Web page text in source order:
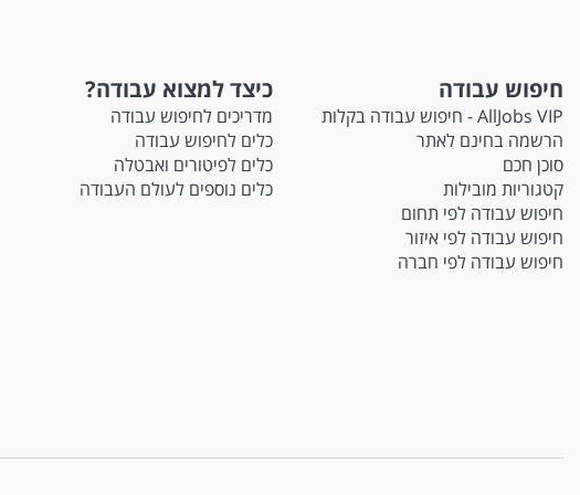
חיפוש עבודה
AllJobs VIP - חיפוש עבודה בקלות
הרשמה בחינם לאתר
סוכן חכם
קטגוריות מובילות
חיפוש עבודה לפי תחום
חיפוש עבודה לפי איזור
חיפוש עבודה לפי חברה
כיצד למצוא עבודה?
מדריכים לחיפוש עבודה
כלים לחיפוש עבודה
כלים לפיטורים ואבטלה
כלים נוספים לעולם העבודה